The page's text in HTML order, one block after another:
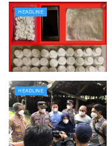
HEADLINE
HEADLINE